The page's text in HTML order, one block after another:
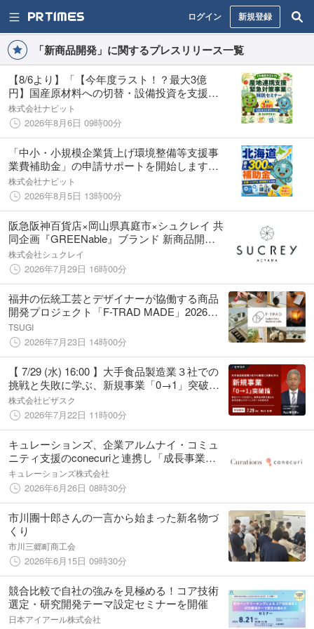
ログイン 新規登録
「新商品開発」に関するプレスリリース一覧
【8/6より】「【今年度ラスト！？最大3億
円】国産原材料への切替・設備投資を支援！
産地連携支援緊急対策事業セミナー」の無料
配信を開始します！【助成金なう】
株式会社ナビット
2026年8月6日 09時00分
「中小・小規模企業賃上げ環境整備等支援事
業費補助金」の申請サポートを開始します！
【助成金なう】
株式会社ナビット
2026年8月5日 13時00分
阪急阪神百貨店×岡山県真庭市×シュクレイ 共
同企画『GREENable』ブランド 新商品開発
プロジェクト」8月5日から始動
株式会社シュクレイ
2026年7月29日 16時00分
福井の伝統工芸とデザイナーが協働する商品
開発プロジェクト「F-TRAD MADE」2026年
度始動
TSUGI
2026年7月23日 14時00分
【 7/29 (水) 16:00 】大手食品製造業３社での
挑戦と失敗に学ぶ、新規事業「0→1」突破論
無料オンラインセミナーを開催
株式会社ビザスク
2026年7月22日 11時00分
キュレーションズ、企業アルムナイ・コミュ
ニティ支援のconecuriと連携し「成長事業創
出ギルド」構想を始動
キュレーションズ株式会社
2026年6月26日 08時30分
市川團十郎さんの一言から始まった新名物づ
くり
市川三郷町商工会
2026年6月15日 09時30分
競合比較で自社の強みを見極める！コア技術
選定・研究開発テーマ設定セミナーを開催
日本アイアール株式会社